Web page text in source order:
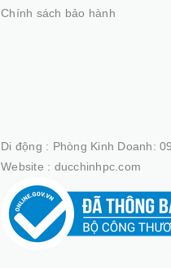
Chính sách bảo hành
Di động : Phòng Kinh Doanh:
Website : ducchinhpc.com